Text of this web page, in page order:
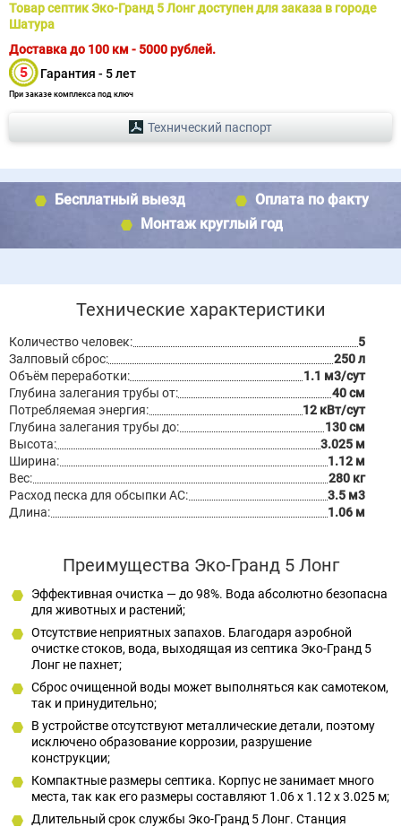
Товар септик Эко-Гранд 5 Лонг доступен для заказа в городе
Шатура
Доставка до 100 км - 5000 рублей.
Гарантия - 5 лет
При заказе комплекса под ключ
Технический паспорт
Бесплатный выезд
Оплата по факту
Монтаж круглый год
Технические характеристики
Количество человек:
5
Залповый сброс:
250 л
Объём переработки:
1.1 м3/сут
Глубина залегания трубы от:
40 см
Потребляемая энергия:
12 кВт/сут
Глубина залегания трубы до:
130 см
Высота:
3.025 м
Ширина:
1.12 м
Вес:
280 кг
Расход песка для обсыпки АС:
3.5 м3
Длина:
1.06 м
Преимущества Эко-Гранд 5 Лонг
Эффективная очистка — до 98%. Вода абсолютно безопасна
для животных и растений;
Отсутствие неприятных запахов. Благодаря аэробной
очистке стоков, вода, выходящая из септика Эко-Гранд 5
Лонг не пахнет;
Сброс очищенной воды может выполняться как самотеком,
так и принудительно;
В устройстве отсутствуют металлические детали, поэтому
исключено образование коррозии, разрушение
конструкции;
Компактные размеры септика. Корпус не занимает много
места, так как его размеры составляют 1.06 x 1.12 x 3.025 м;
Длительный срок службы Эко-Гранд 5 Лонг. Станция